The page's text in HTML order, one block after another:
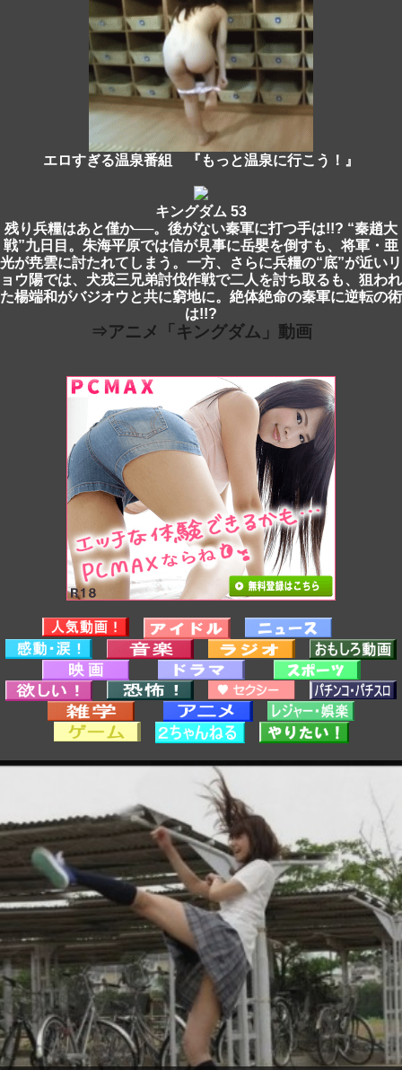
エロすぎる温泉番組 『もっと温泉に行こう！』
キングダム 53
残り兵糧はあと僅か──。後がない秦軍に打つ手は!!? “秦趙大
戦”九日目。朱海平原では信が見事に岳嬰を倒すも、将軍・亜
光が尭雲に討たれてしまう。一方、さらに兵糧の“底”が近いリ
ョウ陽では、犬戎三兄弟討伐作戦で二人を討ち取るも、狙われ
た楊端和がバジオウと共に窮地に。絶体絶命の秦軍に逆転の術
は!!?
⇒アニメ「キングダム」動画